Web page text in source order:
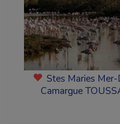
Stes Maries
Camargue